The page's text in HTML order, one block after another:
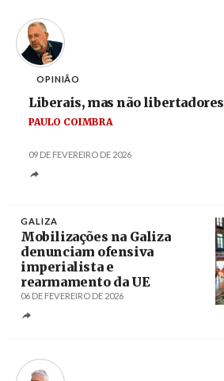
OPINIÃO
Liberais, mas não libertadores
PAULO COIMBRA
09 DE FEVEREIRO DE 2026
GALIZA
Mobilizações na Galiza
denunciam ofensiva
imperialista e
rearmamento da UE
06 DE FEVEREIRO DE 2026